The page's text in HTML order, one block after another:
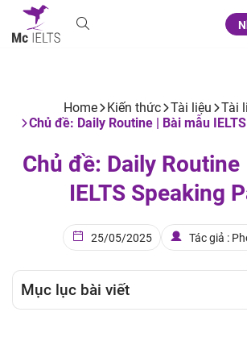
Home Kiến thức Tài liệu
Tài
Chủ đề: Daily Routine | Bài mẫu
Chủ đề: Daily Routine
IELTS Speaking
25/05/2025 Tác giả :
Mục lục bài viết